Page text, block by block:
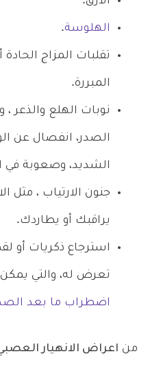
الهلوسة.
تقلبات المزاج الحادة
المبررة.
نوبات الهلع والذعر
الصدر، انفصال عن
الشديد، وصعوبة في
جنون الارتياب ،
يراقبك أو يطاردك.
استرجاع ذكريات أو
تعرض له، والتي
اضطراب ما بعد
من اعراض الانهيار